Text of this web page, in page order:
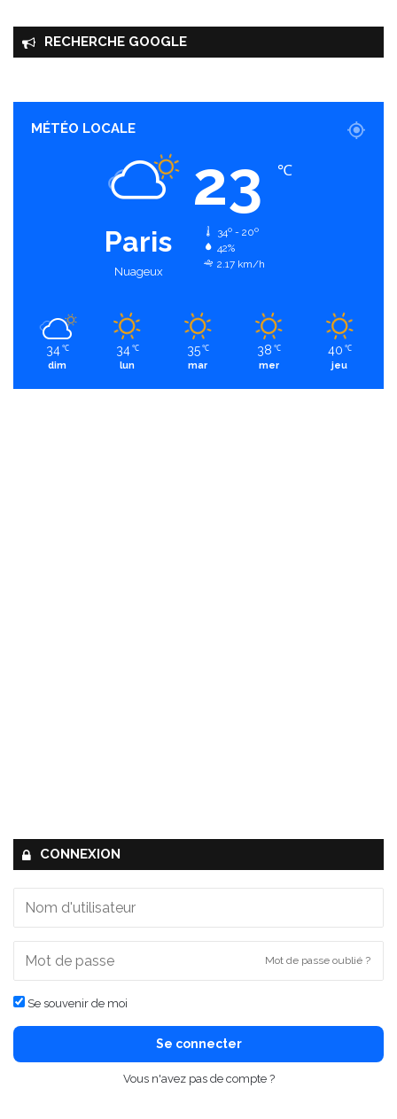
RECHERCHE GOOGLE
MÉTÉO LOCALE
Paris
Nuageux
23 ℃
34º - 20º
42%
2.17 km/h
34 ℃
dim
34 ℃
lun
35 ℃
mar
38 ℃
mer
40 ℃
jeu
CONNEXION
Mot de passe oublié ?
Se souvenir de moi
Se connecter
Vous n'avez pas de compte ?